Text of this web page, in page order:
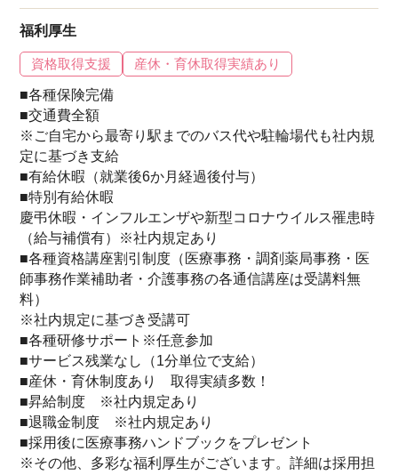
福利厚生
資格取得支援 産休・育休取得実績あり
■各種保険完備
■交通費全額
※ご自宅から最寄り駅までのバス代や駐輪場代も社内規
定に基づき支給
■有給休暇（就業後6か月経過後付与）
■特別有給休暇
慶弔休暇・インフルエンザや新型コロナウイルス罹患時
（給与補償有）※社内規定あり
■各種資格講座割引制度（医療事務・調剤薬局事務・医
師事務作業補助者・介護事務の各通信講座は受講料無
料）
※社内規定に基づき受講可
■各種研修サポート※任意参加
■サービス残業なし（1分単位で支給）
■産休・育休制度あり 取得実績多数！
■昇給制度 ※社内規定あり
■退職金制度 ※社内規定あり
■採用後に医療事務ハンドブックをプレゼント
※その他、多彩な福利厚生がございます。詳細は採用担